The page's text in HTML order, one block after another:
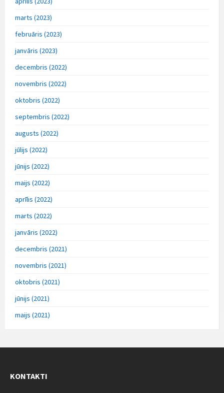
marts (2023)
februāris (2023)
janvāris (2023)
decembris (2022)
novembris (2022)
oktobris (2022)
septembris (2022)
augusts (2022)
jūlijs (2022)
jūnijs (2022)
maijs (2022)
aprīlis (2022)
marts (2022)
janvāris (2022)
decembris (2021)
novembris (2021)
oktobris (2021)
jūnijs (2021)
maijs (2021)
KONTAKTI